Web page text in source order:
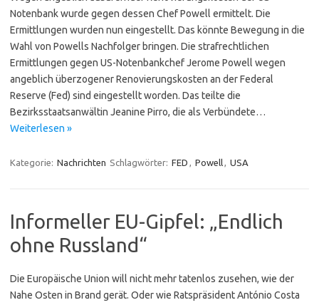
Notenbank wurde gegen dessen Chef Powell ermittelt. Die
Ermittlungen wurden nun eingestellt. Das könnte Bewegung in die
Wahl von Powells Nachfolger bringen. Die strafrechtlichen
Ermittlungen gegen US-Notenbankchef Jerome Powell wegen
angeblich überzogener Renovierungskosten an der Federal
Reserve (Fed) sind eingestellt worden. Das teilte die
Bezirksstaatsanwältin Jeanine Pirro, die als Verbündete…
Weiterlesen »
Kategorie: Nachrichten Schlagwörter: FED , Powell, USA
Informeller EU-Gipfel: „Endlich
ohne Russland“
Die Europäische Union will nicht mehr tatenlos zusehen, wie der
Nahe Osten in Brand gerät. Oder wie Ratspräsident António Costa